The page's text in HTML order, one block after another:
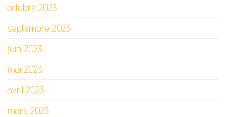
octobre 2023
septembre 2023
juin 2023
mai 2023
avril 2023
mars 2023